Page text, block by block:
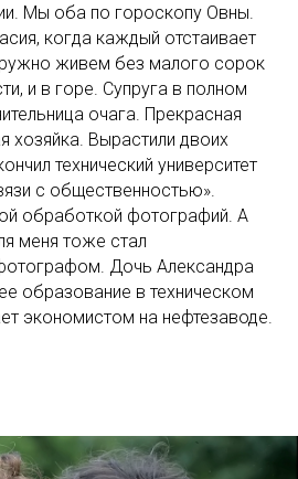
Мы оба по гороскопу Овны.
когда каждый отстаивает
живем без малого сорок
и в горе. Супруга в полном
очага. Прекрасная
хозяйка. Вырастили двоих
технический университет
с общественностью».
обработкой фотографий. А
меня тоже стал
Дочь Александра
образование в техническом
экономистом на нефтезаводе.